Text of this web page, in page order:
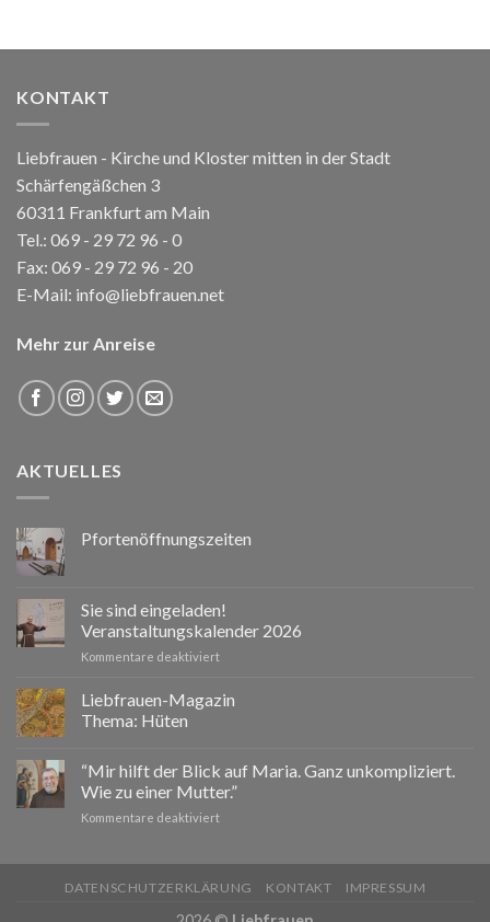
KONTAKT
Liebfrauen - Kirche und Kloster mitten in der Stadt
Schärfengäßchen 3
60311 Frankfurt am Main
Tel.: 069 - 29 72 96 - 0
Fax: 069 - 29 72 96 - 20
E-Mail: info@liebfrauen.net
Mehr zur Anreise
AKTUELLES
Pfortenöffnungszeiten
Sie sind eingeladen!
Veranstaltungskalender 2026
Kommentare deaktiviertfür
sind
eingeladen!
Liebfrauen-Magazin
Thema: Hüten
“Mir hilft der Blick auf Maria. Ganz unkompliziert.
Wie zu einer Mutter.”
Kommentare deaktiviertfür
Blick
DATENSCHUTZERKLÄRUNG KONTAKT IMPRESSUM